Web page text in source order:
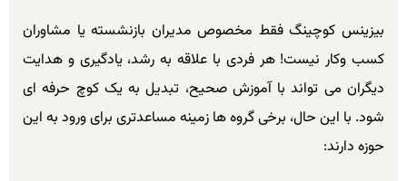
بیزینس کوچینگ فقط مخصوص مدیران بازنشسته یا مشاوران
کسب وکار نیست! هر فردی با علاقه به رشد، یادگیری و هدایت
دیگران می تواند با آموزش صحیح، تبدیل به یک کوچ حرفه ای
شود. با این حال، برخی گروه ها زمینه مساعدتری برای ورود به این
حوزه دارند: